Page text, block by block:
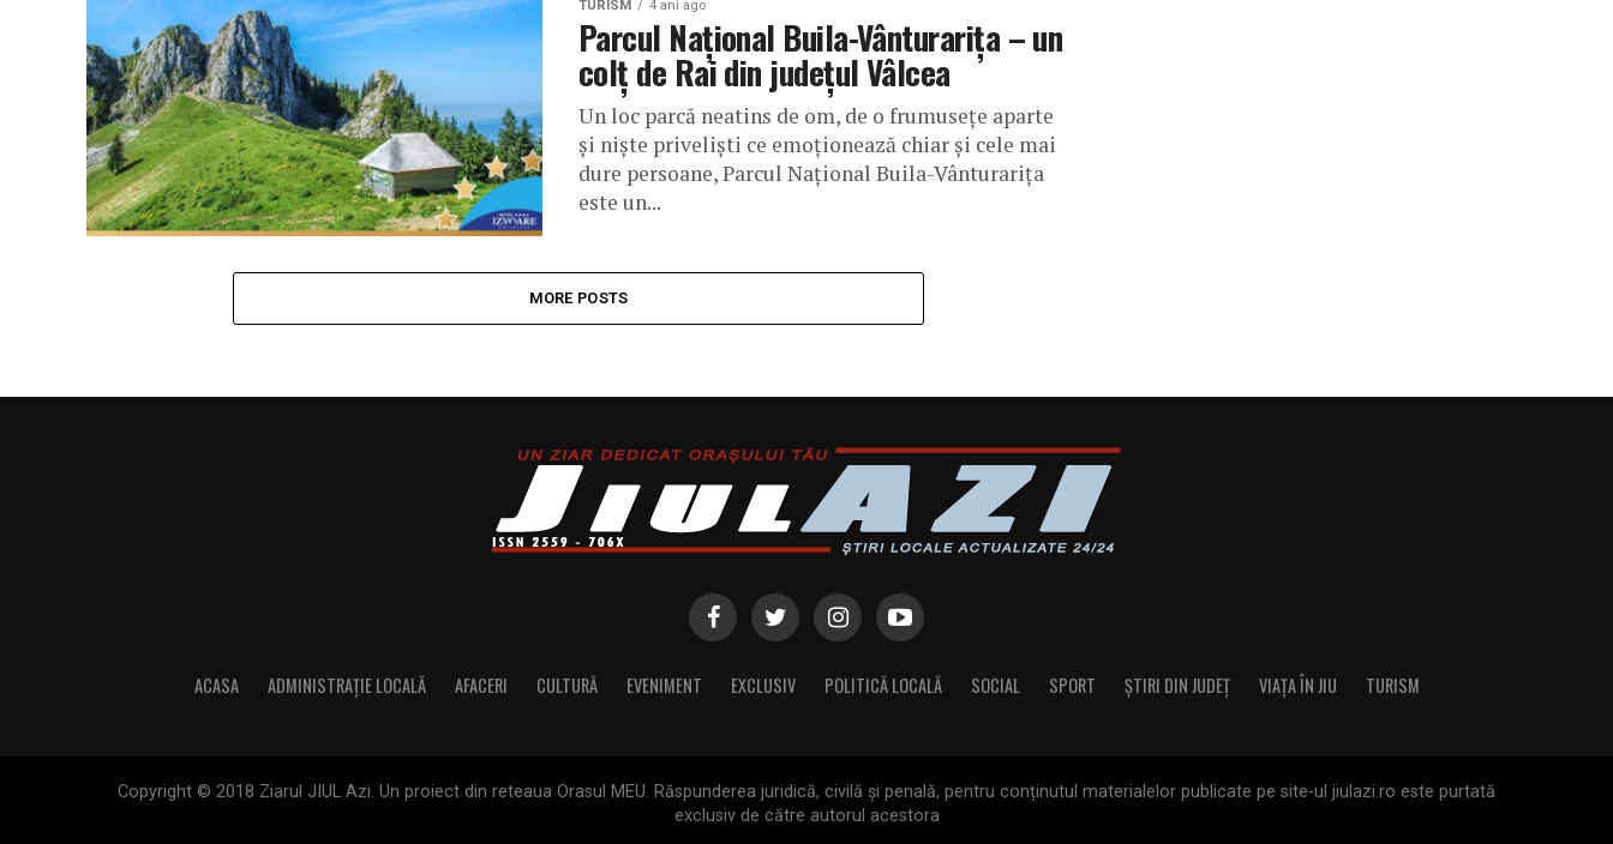
TURISM 4 ani ago
Parcul Național Buila-Vânturarița – un
colţ de Rai din judeţul Vâlcea
Un loc parcă neatins de om, de o frumusețe aparte
și niște priveliști ce emoționează chiar și cele mai
dure persoane, Parcul Național Buila-Vânturarița
este un...
MORE POSTS
ACASA ADMINISTRAȚIE LOCALĂ AFACERI CULTURĂ EVENIMENT EXCLUSIV POLITICĂ LOCALĂ SOCIAL SPORT ȘTIRI DIN JUDEȚ VIAȚA ÎN JIU TURISM
Copyright © 2018 Ziarul JIUL Azi. Un proiect din reteaua Orasul MEU. Răspunderea juridică, civilă și penală, pentru conținutul materialelor publicate pe site-ul jiulazi.ro este purtată
exclusiv de către autorul acestora